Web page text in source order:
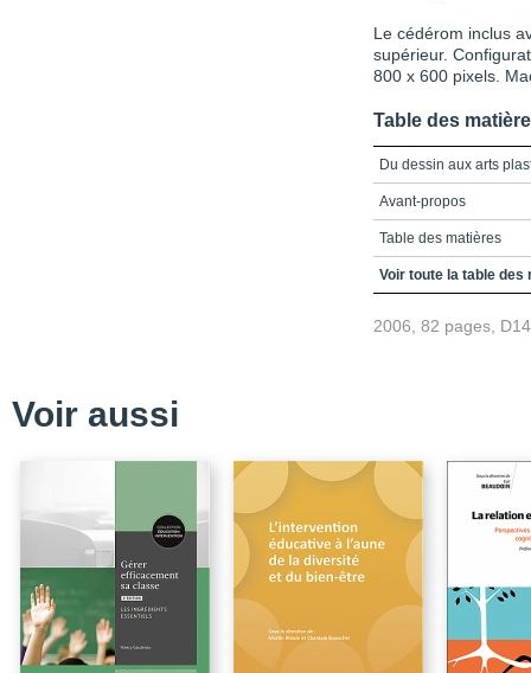
Le cédérom inclus
supérieur.
800 x 600 pixels.
Table des
Du dessin aux arts
Avant-propos
Table des matières
Présentation
Lectures suggérées
Voir toute la table des
2006, 82 pages,
Voir aussi